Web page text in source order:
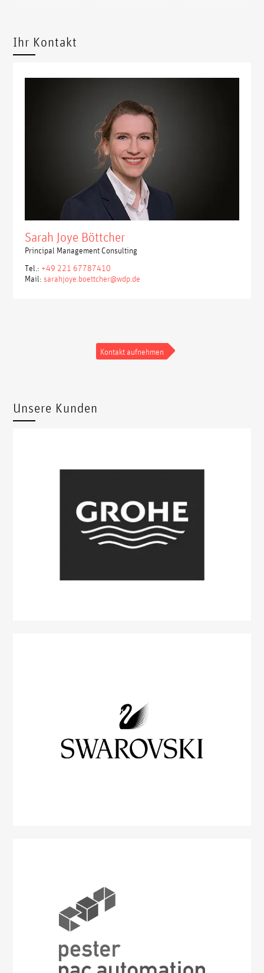
Ihr Kontakt
Sarah Joye Böttcher
Principal Management Consulting
Tel.: +49 221 67787410
Mail:sarahjoye.boettcher@wdp.de
Kontakt aufnehmen
Unsere Kunden